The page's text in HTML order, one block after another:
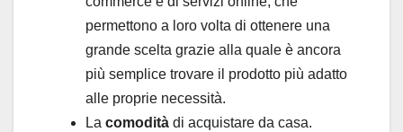
permettono a loro volta di ottenere una
grande scelta grazie alla quale è ancora
più semplice trovare il prodotto più adatto
alle proprie necessità.
La comodità di acquistare da casa.